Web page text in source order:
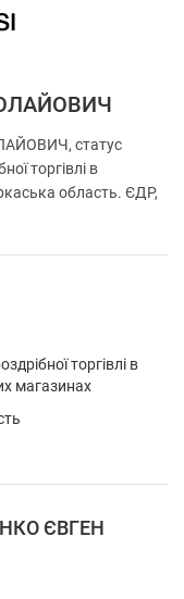
статус
торгівлі в
область. ЄДР,
торгівлі в
магазинах
ЄВГЕН